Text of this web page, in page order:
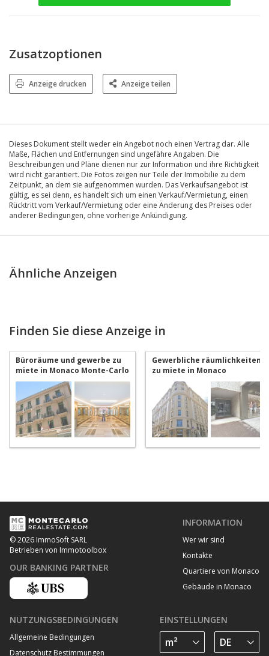
Zusatzoptionen
Anzeige drucken Anzeige teilen
Dieses Dokument stellt weder ein Angebot noch einen Vertrag dar. Alle
Maße, Flächen und Entfernungen sind ungefähre Angaben. Die
Beschreibungen und Pläne dienen nur zur Information und ihre Richtigkeit
wird nicht garantiert. Die Fotos zeigen nur Teile der Immobilie zu dem
Zeitpunkt, an dem sie aufgenommen wurden. Das Verkaufsangebot ist
gültig, es sei denn, es handelt sich um einen Verkauf/Vermietung, einen
Rücktritt vom Verkauf/Vermietung oder eine Änderung des Preises oder
anderer Bedingungen, ohne vorherige Ankündigung.
Ähnliche Anzeigen
Finden Sie diese Anzeige in
Büroräume und gewerbe zu
miete in Monaco Monte-Carlo
Gewerbliche räumlichkeiten
zu miete in Monaco
© 2026 ImmoSoft SARL
Betrieben von Immotoolbox
OUR BANKING PARTNER
INFORMATION
Wer wir sind
Kontakte
Quartiere von Monaco
Gebäude in Monaco
NUTZUNGSBEDINGUNGEN
Allgemeine Bedingungen
Datenschutz Bestimmungen
EINSTELLUNGEN